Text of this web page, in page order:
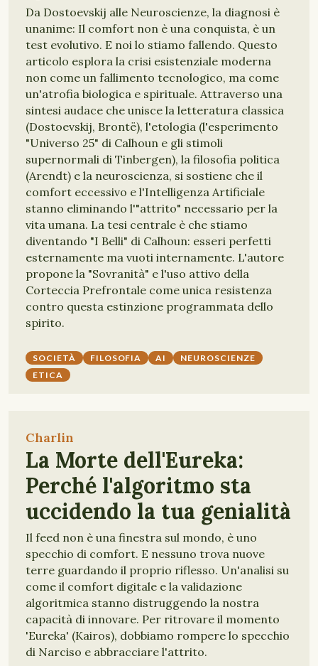
Da Dostoevskij alle Neuroscienze, la diagnosi è
unanime: Il comfort non è una conquista, è un
test evolutivo. E noi lo stiamo fallendo. Questo
articolo esplora la crisi esistenziale moderna
non come un fallimento tecnologico, ma come
un'atrofia biologica e spirituale. Attraverso una
sintesi audace che unisce la letteratura classica
(Dostoevskij, Brontë), l'etologia (l'esperimento
"Universo 25" di Calhoun e gli stimoli
supernormali di Tinbergen), la filosofia politica
(Arendt) e la neuroscienza, si sostiene che il
comfort eccessivo e l'Intelligenza Artificiale
stanno eliminando l'"attrito" necessario per la
vita umana. La tesi centrale è che stiamo
diventando "I Belli" di Calhoun: esseri perfetti
esternamente ma vuoti internamente. L'autore
propone la "Sovranità" e l'uso attivo della
Corteccia Prefrontale come unica resistenza
contro questa estinzione programmata dello
spirito.
SOCIETÀ FILOSOFIA AI
NEUROSCIENZE
ETICA
Charlin
La Morte dell'Eureka:
Perché l'algoritmo sta
uccidendo la tua genialità
Il feed non è una finestra sul mondo, è uno
specchio di comfort. E nessuno trova nuove
terre guardando il proprio riflesso. Un'analisi su
come il comfort digitale e la validazione
algoritmica stanno distruggendo la nostra
capacità di innovare. Per ritrovare il momento
'Eureka' (Kairos), dobbiamo rompere lo specchio
di Narciso e abbracciare l'attrito.